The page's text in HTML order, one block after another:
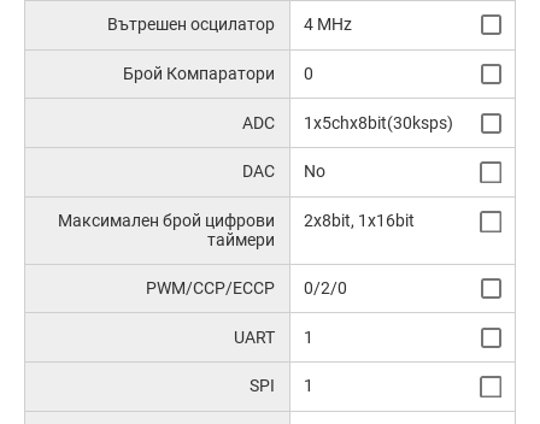
Вътрешен осцилатор 4 MHz
Брой Компаратори 0
ADC 1x5chx8bit(30ksps)
DAC No
Максимален брой цифрови
таймери
2x8bit, 1x16bit
PWM/CCP/ECCP 0/2/0
UART 1
SPI 1